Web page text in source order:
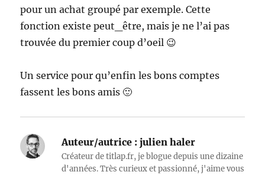
pour un achat groupé par exemple. Cette
fonction existe peut_être, mais je ne l’ai pas
trouvée du premier coup d’oeil 😉
Un service pour qu’enfin les bons comptes
fassent les bons amis 🙂
Auteur/autrice : julien haler
Créateur de titlap.fr, je blogue depuis une dizaine
d'années. Très curieux et passionné, j'aime vous